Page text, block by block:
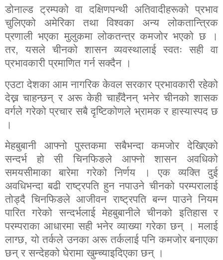
डोनाल्ड ट्रम्पको वा दक्षिणपन्थी अतिवादीहरूको प्रभाव
चुलिएको अमेरिका तथा विश्वका अन्य लोकतान्त्रिक
प्रणाली भएका मुलुकमा लोकतन्त्र कमजोर भएको छ ।
तर,यसले चीनको शासन व्यवस्थालाई स्वतः सही वा
प्रभावकारी प्रमाणित गर्न सक्दैन ।
एउटा देशका आम नागरिक केवल सरकार प्रभावकारी रहेको
देख्न चाहन्छन् र अरू केही चाहँदैनन् भनेर चीनको शासक
वर्गले गरेको प्रचार सबै दृष्टिकोणले भ्रामक र हास्यास्पद छ
।
मेहबुबानी आफ्नो पुस्तकमा सबैभन्दा कमजोर देखिएको
सन्दर्भ हो सी चिनफिङले आफ्नो शासन अवधिको
समयसीमाका बारेमा गरेको निर्णय । एक व्यक्ति दुई
अवधिभन्दा बढी राष्ट्रपति हुन नपाउने चीनको परम्परालाई
तोड्दै चिनफिङले आजीवन राष्ट्रपति बन्न पाउने नियम
पारित गरेको सन्दर्भलाई मेहबुबानीले चीनको इतिहास र
परम्पराका आधारमा सही भनेर व्याख्या गरेका छन् । मलाई
लाग्छ,यो तर्कले उनका अरू तर्कलाई पनि कमजोर बनाएका
छन् र सन्देहको घेरामा खुम्च्याइदिएका छन् ।